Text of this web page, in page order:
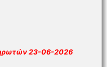
23-06-2026